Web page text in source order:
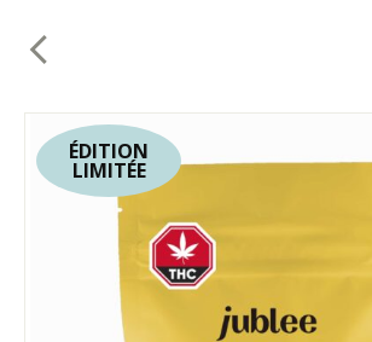
ÉDITION
LIMITÉE